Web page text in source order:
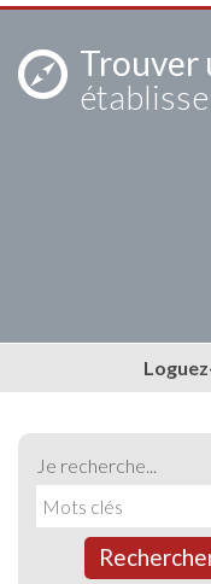
Trouver
Je recherche...